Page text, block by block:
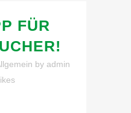
FÜR
by admin